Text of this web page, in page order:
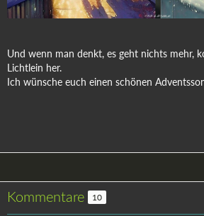
Und wenn man denkt, es geht nichts mehr,
Lichtlein her.
Ich wünsche euch einen schönen
Kommentare 10